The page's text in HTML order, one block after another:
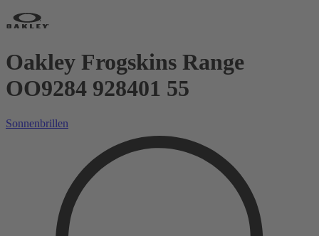
Oakley Frogskins Range
OO9284 928401 55
Sonnenbrillen